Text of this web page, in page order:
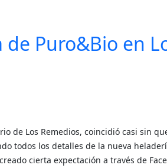
Puro&Bio en
de Los Remedios, coincidió casi sin
todos los detalles de la nueva
cierta expectación a través de